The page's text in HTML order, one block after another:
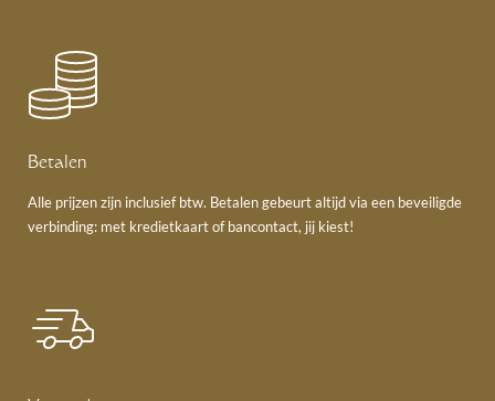
Betalen
Alle prijzen zijn inclusief btw. Betalen gebeurt altijd via een beveiligde
verbinding: met kredietkaart of bancontact, jij kiest!